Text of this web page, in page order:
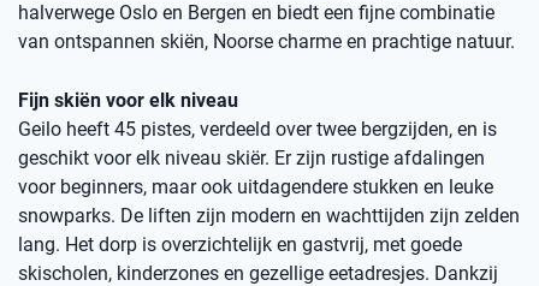
halverwege Oslo en Bergen en biedt een fijne combinatie
van ontspannen skiën, Noorse charme en prachtige natuur.
Fijn skiën voor elk niveau
Geilo heeft 45 pistes, verdeeld over twee bergzijden, en is
geschikt voor elk niveau skiër. Er zijn rustige afdalingen
voor beginners, maar ook uitdagendere stukken en leuke
snowparks. De liften zijn modern en wachttijden zijn zelden
lang. Het dorp is overzichtelijk en gastvrij, met goede
skischolen, kinderzones en gezellige eetadresjes. Dankzij